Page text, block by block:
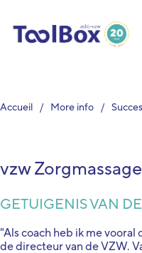
Accueil More info
vzw Zorgmassage
GETUIGENIS VAN
"Als coach heb ik me
de directeur van de VZW.